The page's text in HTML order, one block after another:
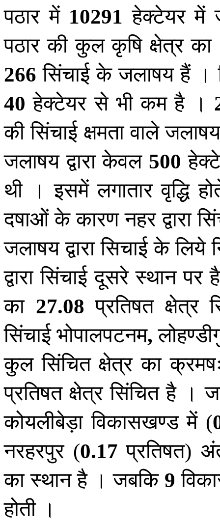
पठार में 10291 हेक्टेयर में
पठार की कुल कृषि क्षेत्र का
266 सिंचाई के जलाषय हैं
40 हेक्टेयर से भी कम है ।
की सिंचाई क्षमता वाले
जलाषय द्वारा केवल 500
थी । इसमें लगातार वृद्धि
दषाओं के कारण नहर द्वारा
जलाषय द्वारा सिचाई के
द्वारा सिंचाई दूसरे स्थान पर
का 27.08 प्रतिषत क्षेत्र
सिंचाई भोपालपटनम,
कुल सिंचित क्षेत्र का
प्रतिषत क्षेत्र सिंचित है ।
कोयलीबेड़ा विकासखण्ड में (
नरहरपुर (0.17 प्रतिषत)
का स्थान है । जबकि 9
होती ।